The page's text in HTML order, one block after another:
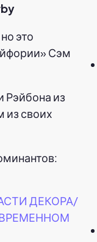
это
Сэм
Рэйбона из
из своих
ДЕКОРА/